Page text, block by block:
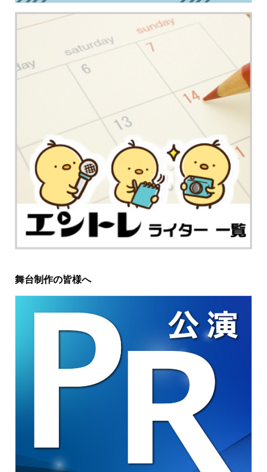
舞台制作の皆様へ